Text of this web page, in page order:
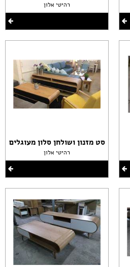
רהיטי אלון
סט מזנון ושולחן סלון מעוגלים
רהיטי אלון